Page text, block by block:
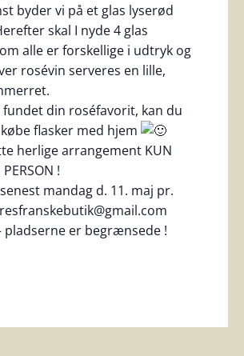
byder vi på et glas lyserød
skal I nyde 4 glas
alle er forskellige i udtryk og
rosévin serveres en lille,
din roséfavorit, kan du
flasker med hjem
herlige arrangement KUN
!
mandag d. 11. maj pr.
pladserne er begrænsede !